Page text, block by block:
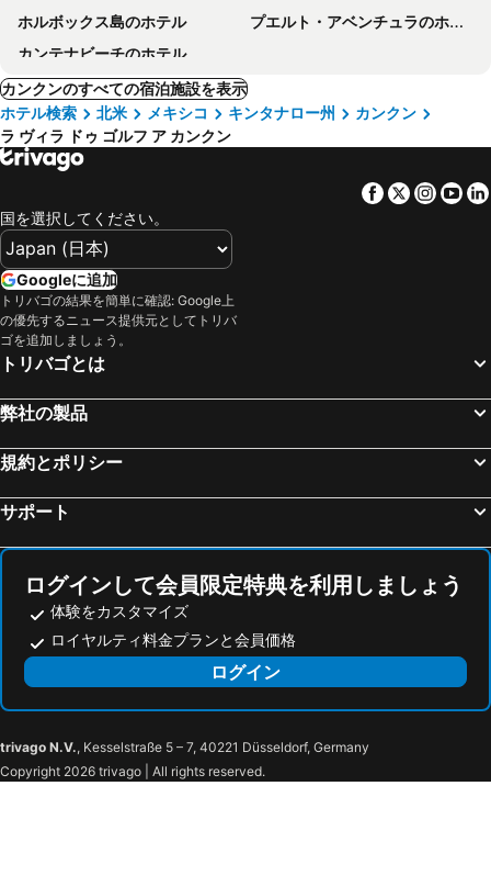
ホルボックス島のホテル
プエルト・アベンチュラのホテル
カンテナビーチのホテル
カンクンのすべての宿泊施設を表示
ホテル検索
北米 メキシコ キンタナロー州
カンクン
ラ ヴィラ ドゥ ゴルフ ア カンクン
Facebook
Twitter
国を選択してください。
Googleに追加
トリバゴの結果を簡単に確認: Google上
の優先するニュース提供元としてトリバ
ゴを追加しましょう。
トリバゴとは
弊社の製品
規約とポリシー
サポート
ログインして会員限定特典を利用しましょう
体験をカスタマイズ
ロイヤルティ料金プランと会員価格
ログイン
trivago N.V., Kesselstraße 5 – 7, 40221 Düsseldorf, Germany
Copyright 2026 trivago | All rights reserved.